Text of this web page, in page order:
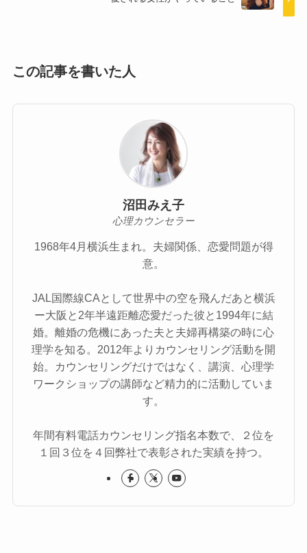
この記事を書いた人
沼田みえ子
心理カウンセラー
1968年4月横浜生まれ。夫婦関係、恋愛問題が得
意。
JAL国際線CAとして世界中の空を飛んだあと横浜
ー大阪と2年半遠距離恋愛だった彼と1994年に結
婚。離婚の危機にあった夫と夫婦再構築の時に心
理学を知る。2012年よりカウンセリング活動を開
始。カウンセリングだけではなく、講演、心理学
ワークショップの講師など精力的に活動していま
す。
年間有料電話カウンセリング指名本数で、２位を
１回３位を４回弊社で表彰された実績を持つ。